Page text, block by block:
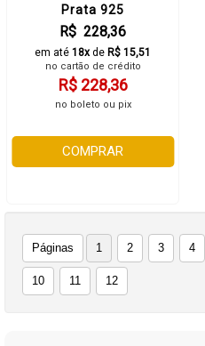
Prata 925
R$ 228,36
em até 18xde R$ 15,51
no cartão de crédito
R$ 228,36
no boleto ou pix
COMPRAR
Páginas 1 2 3 4
10 11 12